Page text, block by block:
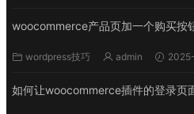
woocommerce产品页加一个购买按
wordpress技巧 admin
如何让woocommerce插件的登录页